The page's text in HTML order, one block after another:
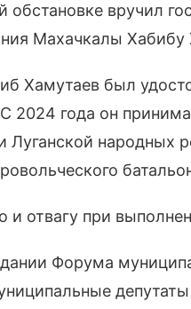
вручил
Махачкалы Хабибу
Хамутаев был
2024 года он
народных
отвагу при
Форума